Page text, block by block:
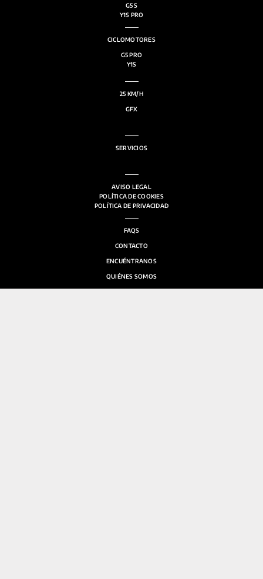
G5 S
Y1S PRO
CICLOMOTORES
G5 PRO
Y1S
25 KM/H
GFX
SERVICIOS
AVISO LEGAL
POLÍTICA DE COOKIES
POLÍTICA DE PRIVACIDAD
FAQS
CONTACTO
ENCUÉNTRANOS
QUIÉNES SOMOS